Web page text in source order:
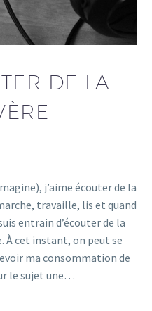
DE LA
j’aime écouter de la
travaille, lis et quand
entrain d’écouter de la
À cet instant, on peut se
ma consommation de
le sujet une…